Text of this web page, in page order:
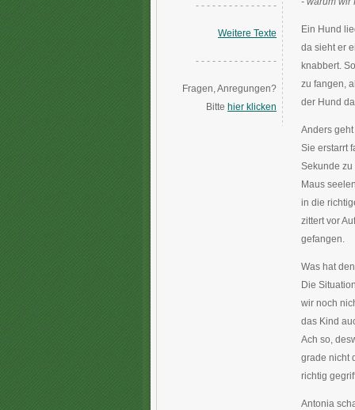
- - - - - - - - - - - - - - -
Weitere Texte
- - - - - - - - - - - - - - -
Fragen, Anregungen?
Bitte hier klicken
Ein Hund
da sieht er
knabbert.
zu fangen,
der Hund
Anders
Sie erstarrt
Sekunde
Maus
in die
zittert vor
gefangen.
Was hat
Die
wir noch
das Kind
Ach so,
grade nicht
richtig
Antonia